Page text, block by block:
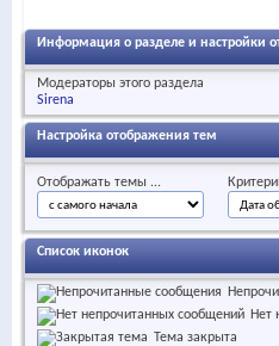
Информация о разделе и настройки
Модераторы этого раздела
Sirena
Настройка отображения тем
Отображать темы ...
Список иконок
Нет
Тема закрыта